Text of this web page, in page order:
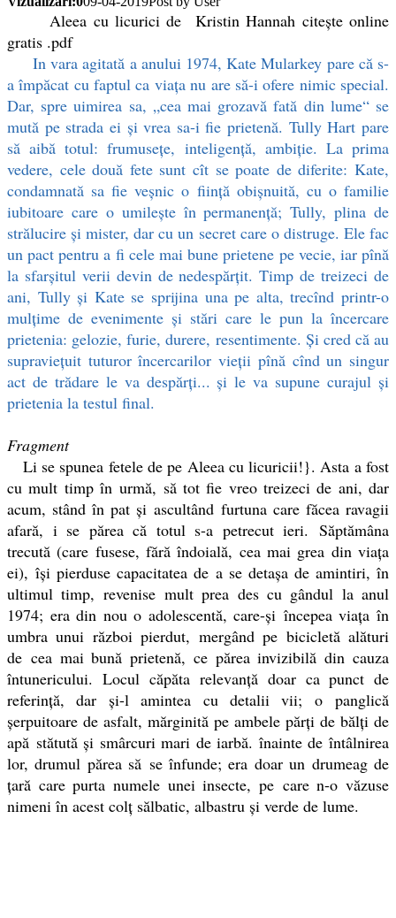
Aleea cu licurici de Kristin Hannah citește online
gratis .pdf
In vara agitată a anului 1974, Kate Mularkey pare că s-
a împăcat cu faptul ca viața nu are să-i ofere nimic special.
Dar, spre uimirea sa, „cea mai grozavă fată din lume“ se
mută pe strada ei și vrea sa-i fie prietenă. Tully Hart pare
să aibă totul: frumusețe, inteligență, ambiție. La prima
vedere, cele două fete sunt cît se poate de diferite: Kate,
condamnată sa fie veșnic o ființă obișnuită, cu o familie
iubitoare care o umilește în permanență; Tully, plina de
strălucire și mister, dar cu un secret care o distruge. Ele fac
un pact pentru a fi cele mai bune prietene pe vecie, iar pînă
la sfarșitul verii devin de nedespărțit. Timp de treizeci de
ani, Tully și Kate se sprijina una pe alta, trecînd printr-o
mulțime de evenimente și stări care le pun la încercare
prietenia: gelozie, furie, durere, resentimente. Și cred că au
supraviețuit tuturor încercarilor vieții pînă cînd un singur
act de trădare le va despărți... și le va supune curajul și
prietenia la testul final.
Fragment
Li se spunea fetele de pe Aleea cu licuricii!}. Asta a fost
cu mult timp în urmă, să tot fie vreo treizeci de ani, dar
acum, stând în pat şi ascultând furtuna care făcea ravagii
afară, i se părea că totul s-a petrecut ieri. Săptămâna
trecută (care fusese, fără îndoială, cea mai grea din viaţa
ei),îşi pierduse capacitatea de a se detaşa de amintiri, în
ultimul timp, revenise mult prea des cu gândul la anul
1974; era din nou o adolescentă, care-şi începea viaţa în
umbra unui război pierdut, mergând pe bicicletă alături
de cea mai bună prietenă, ce părea invizibilă din cauza
întunericului. Loculcăpăta relevanţă doar ca punct de
referinţă, dar şi-l amintea cu detalii vii; o panglică
şerpuitoare de asfalt, mărginită pe ambele părţi de bălţi de
apă stătută şi smârcuri mari de iarbă. înainte de întâlnirea
lor, drumul părea să se înfunde; era doar un drumeag de
ţară care purta numele unei insecte, pe care n-o văzuse
nimeni în acest colţ sălbatic, albastru şi verde de lume.